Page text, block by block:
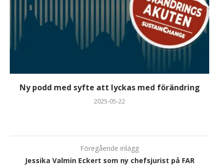
Ny podd med syfte att lyckas med förändring
2025-05-22
Föregående inlägg
Jessika Valmin Eckert som ny chefsjurist på FAR